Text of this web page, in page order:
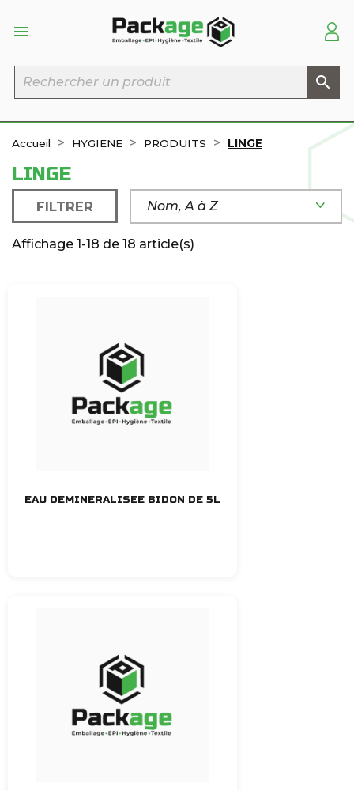


Accueil HYGIENE PRODUITS LINGE
LINGE
FILTRER Nom, A à Z
Affichage 1-18 de 18 article(s)
EAU DEMINERALISEE BIDON DE 5L